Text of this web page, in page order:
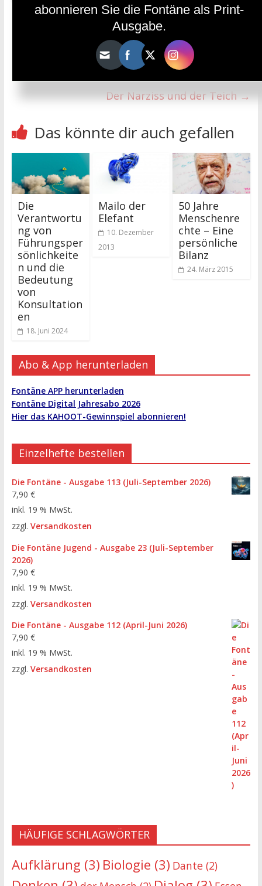
Dantes Divina Commedia – eine islamische
Der Narziss und der Teich→
Das könnte dir auch gefallen
Die
Verantwortu
ng von
Führungsper
sönlichkeite
n und die
Bedeutung
von
Konsultation
en
18. Juni 2024
Mailo der
Elefant
10. Dezember
2013
50 Jahre
Menschenre
chte – Eine
persönliche
Bilanz
24. März 2015
Abo & App herunterladen
Fontäne APP herunterladen
Fontäne Digital Jahresabo 2026
Hier das KAHOOT-Gewinnspiel abonnieren!
Einzelhefte bestellen
Die Fontäne - Ausgabe 113 (Juli-September 2026)
7,90 €
inkl. 19 % MwSt.
zzgl. Versandkosten
Die Fontäne Jugend - Ausgabe 23 (Juli-September
2026)
7,90 €
inkl. 19 % MwSt.
zzgl. Versandkosten
Die Fontäne - Ausgabe 112 (April-Juni 2026)
7,90 €
inkl. 19 % MwSt.
zzgl. Versandkosten
HÄUFIGE SCHLAGWÖRTER
Aufklärung (3) Biologie (3) Dante(2)
abonnieren Sie die Fontäne als Print-
Ausgabe.